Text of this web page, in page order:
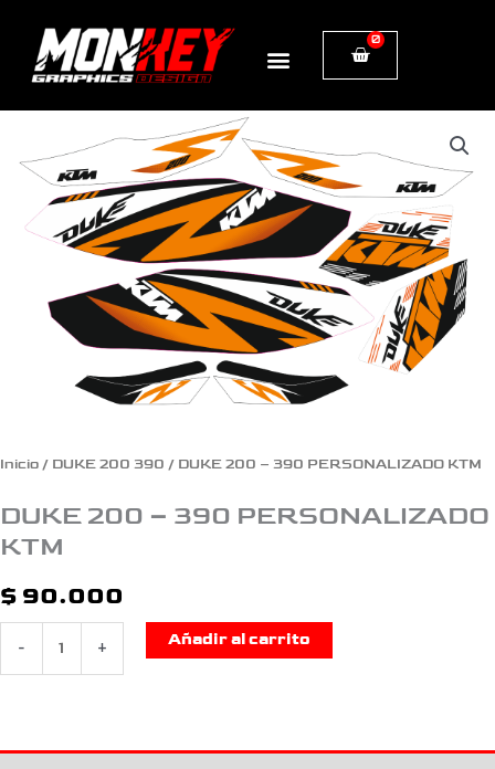
0
Cart
Inicio / DUKE 200 390 / DUKE 200 – 390 PERSONALIZADO KTM
DUKE 200 – 390 PERSONALIZADO
KTM
$ 90.000
-
200
PERSONALIZADO
+
Añadir al carrito